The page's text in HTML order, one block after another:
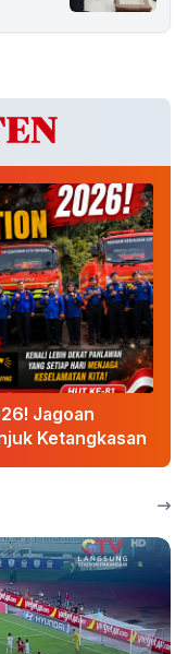
Jagoan
Ketangkasan